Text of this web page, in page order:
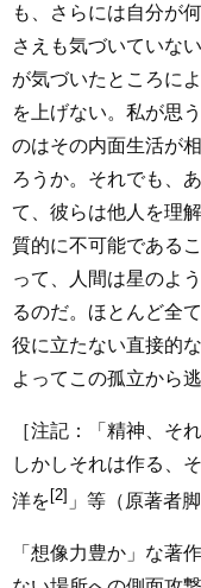
も、さらには自分が
さえも気づいていな
が気づいたところに
を上げない。私が思
のはその内面生活が
ろうか。それでも、
て、彼らは他人を理
質的に不可能である
って、人間は星のよ
るのだ。ほとんど全
役に立たない直接的
よってこの孤立から
［注記：「精神、そ
しかしそれは作る、
洋を[2] 」等（原著者脚
「想像力豊か」な著